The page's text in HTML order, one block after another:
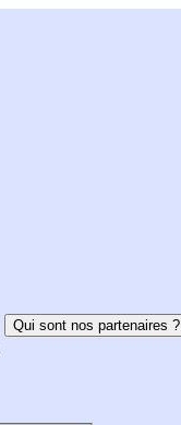
Qui sont nos partenaires ?